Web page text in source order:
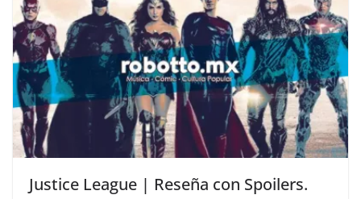
Justice League | Reseña con Spoilers.